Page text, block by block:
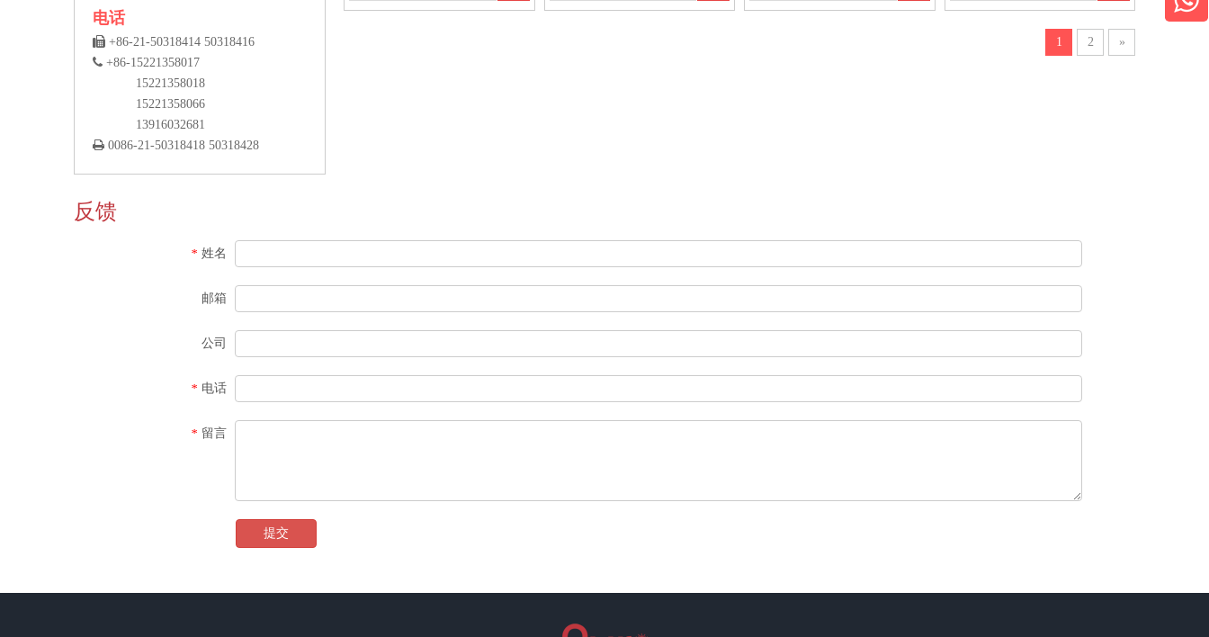
电话
 +86-21-50318414 50318416
 +86-15221358017
15221358018
15221358066
13916032681
 0086-21-50318418 50318428
1 2 »
反馈
* 姓名
邮箱
公司
* 电话
* 留言
提交